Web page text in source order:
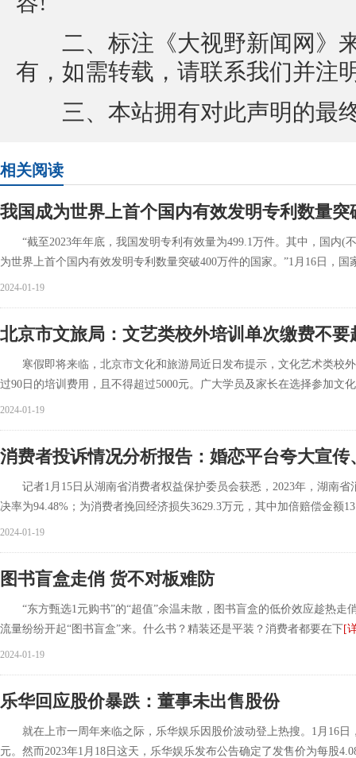
二、标注《大视野新闻网》
有，如需转载，请联系我们并注
三、本站拥有对此声明的最
相关阅读
我国成为世界上首个国内有效发明专利数量突
“截至2023年年底，我国发明专利有效量为499.1万件。其中，国内(
为世界上首个国内有效发明专利数量突破400万件的国家。”1月16日，国
2024-01-19
北京市文旅局：文艺类校外培训单次缴费不要
寒假即将来临，北京市文化和旅游局近日发布提示，文化艺术类校
过90日的培训费用，且不得超过5000元。广大学员及家长在选择参加文化
2024-01-19
消费者投诉情况分析报告：婚恋平台夸大宣
记者1月15日从湖南省消费者权益保护委员会获悉，2023年，湖南省
决率为94.48%；为消费者挽回经济损失3629.3万元，其中加倍赔偿金额
2024-01-19
图书盲盒走俏 货不对板难防
“东方甄选1元购书”的“超值”余温未散，图书盲盒的低价效应趁热走
流量纷纷开起“图书盲盒”来。什么书？精装还是平装？消费者都要在下[
2024-01-19
乐华回应股价暴跌：董事未出售股份
就在上市一周年来临之际，乐华娱乐因股价波动登上热搜。1月16日
元。然而2023年1月18日这天，乐华娱乐发布公告确定了发售价为每股